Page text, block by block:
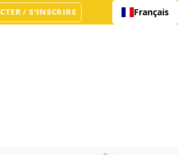
/ S’INSCRIRE Français